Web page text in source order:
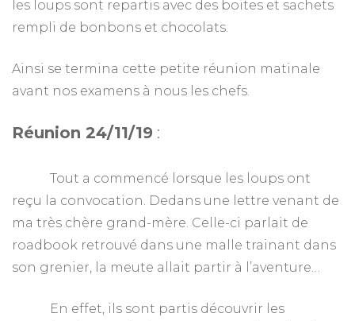
les loups sont repartis avec des boites et sachets
rempli de bonbons et chocolats.
Ainsi se termina cette petite réunion matinale
avant nos examens à nous les chefs.
Réunion 24/11/19 :
Tout a commencé lorsque les loups ont
reçu la convocation. Dedans une lettre venant de
ma très chère grand-mère. Celle-ci parlait de
roadbook retrouvé dans une malle trainant dans
son grenier, la meute allait partir à l’aventure…
En effet, ils sont partis découvrir les